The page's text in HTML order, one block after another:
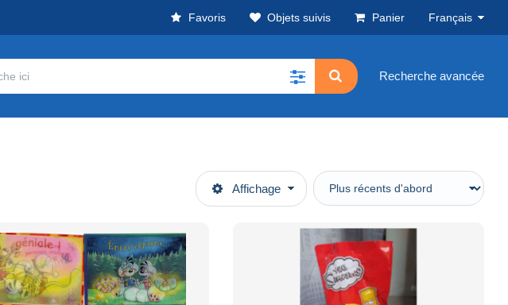
Favoris Objets suivis Panier Français
Recherche avancée
Affichage